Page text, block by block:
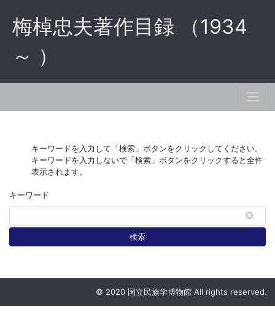
梅棹忠夫著作目録 （1934
～ ）
キーワードを入力して「検索」ボタンをクリックしてください。
キーワードを入力しないで「検索」ボタンをクリックすると全件
表示されます。
キーワード
検索
© 2020 国立民族学博物館 All rights reserved.